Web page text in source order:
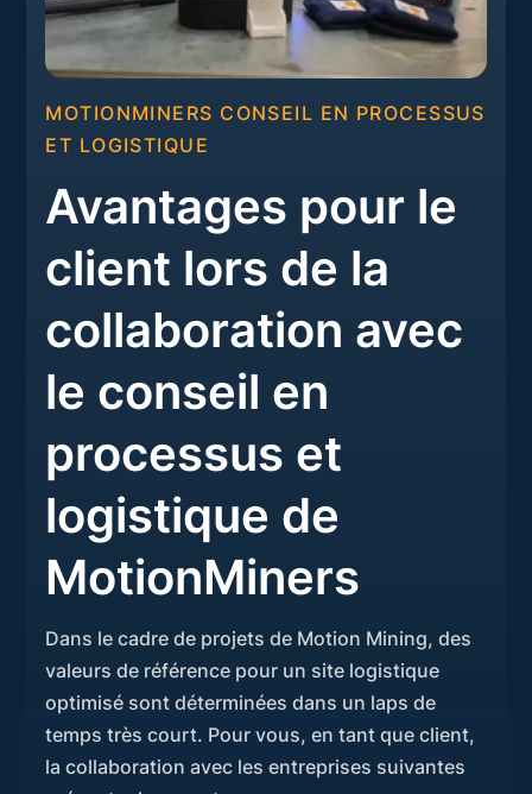
MOTIONMINERS CONSEIL EN PROCESSUS
ET LOGISTIQUE
Avantages pour le
client lors de la
collaboration avec
le conseil en
processus et
logistique de
MotionMiners
Dans le cadre de projets de Motion Mining, des
valeurs de référence pour un site logistique
optimisé sont déterminées dans un laps de
temps très court. Pour vous, en tant que client,
la collaboration avec les entreprises suivantes